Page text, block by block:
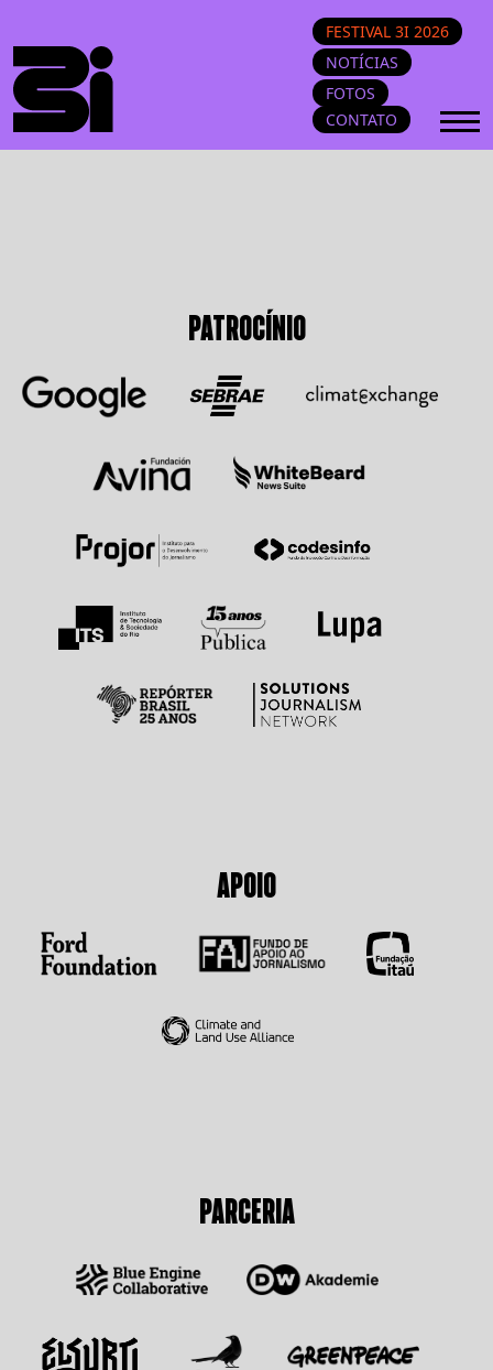
FESTIVAL 3I 2026
NOTÍCIAS
FOTOS
CONTATO
PATROCÍNIO
APOIO
PARCERIA